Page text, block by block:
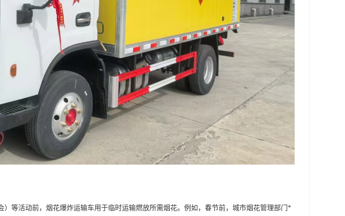
等活动前，烟花爆炸运输车用于临时运输燃放所需烟花。例如，春节前，城市烟花管理部门*